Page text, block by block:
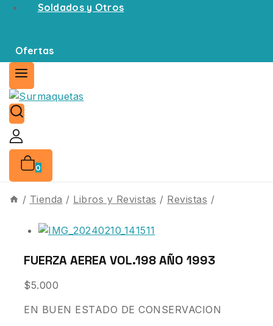
Soldados y Otros
Ofertas
0
/ Tienda / Libros y Revistas / Revistas /
FUERZA AEREA VOL.198 AÑO 1993
$5.000
EN BUEN ESTADO DE CONSERVACION